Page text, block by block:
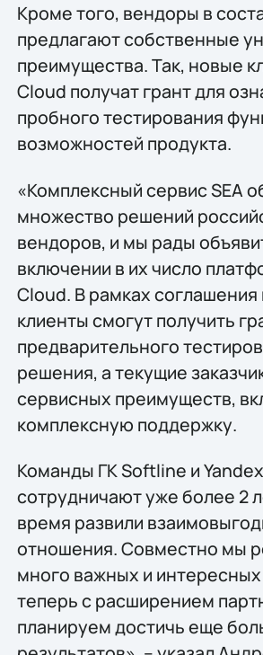
Кроме того, вендоры в
предлагают собственные
преимущества. Так, новые
Cloud получат грант для
пробного тестирования
возможностей продукта.
«Комплексный сервис SEA
множество решений
вендоров, и мы рады
включении в их число
Cloud. В рамках
клиенты смогут получить
предварительного
решения, а текущие
сервисных преимуществ,
комплексную поддержку.
Команды ГК Softline и
сотрудничают уже более 2
время развили
отношения. Совместно мы
много важных и интересных
теперь с расширением
планируем достичь еще